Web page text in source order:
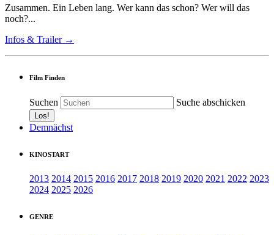
Zusammen. Ein Leben lang. Wer kann das schon? Wer will das
noch?...
Infos & Trailer →
Film Finden
Suchen Suche abschicken
Demnächst
KINOSTART
2013 2014 2015 2016 2017 2018 2019 2020 2021 2022 2023
2024 2025 2026
GENRE